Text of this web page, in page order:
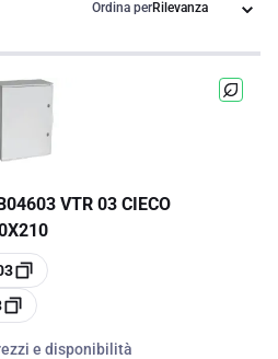
Ordina per
VTR 03 CIECO
e disponibilità